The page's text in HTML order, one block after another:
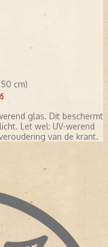
cm)
glas. Dit beschermt
Let wel: UV-werend
van de krant.